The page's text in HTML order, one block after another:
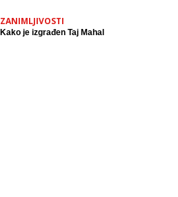
ZANIMLJIVOSTI
Kako je izgrađen Taj Mahal